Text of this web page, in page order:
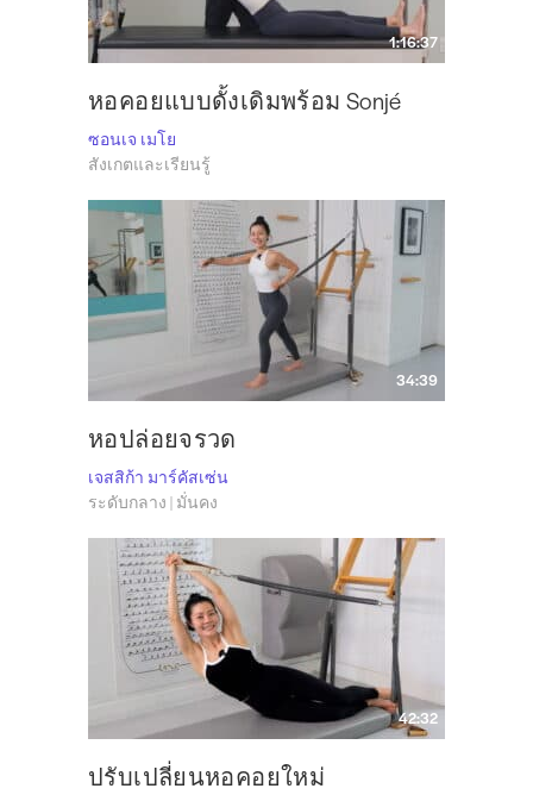
1:16:37
หอคอยแบบดั้งเดิมพร้อม Sonjé
ซอนเจ เมโย
สังเกตและเรียนรู้
34:39
หอปล่อยจรวด
เจสสิก้า มาร์คัสเซ่น
ระดับกลาง | มั่นคง
42:32
ปรับเปลี่ยนหอคอยใหม่